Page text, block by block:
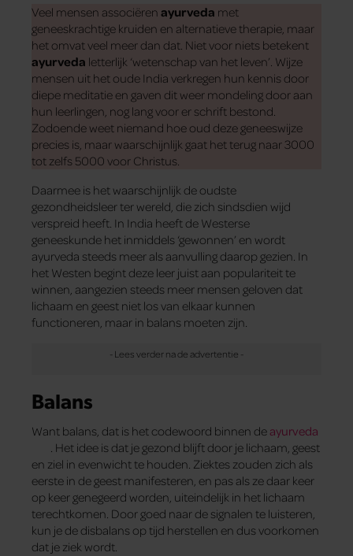
Veel mensen associëren ayurveda met
geneeskrachtige kruiden en alternatieve therapie, maar
het omvat veel meer dan dat. Niet voor niets betekent
ayurveda letterlijk ‘wetenschap van het leven’. Wijze
mensen uit het oude India verkregen hun kennis door
diepe meditatie en gaven dit weer mondeling door aan
hun leerlingen, nog lang voor er schrift bestond.
Zodoende weet niemand hoe oud deze geneeswijze
precies is, maar waarschijnlijk gaat het terug naar 3000
tot zelfs 5000 voor Christus.
Daarmee is het waarschijnlijk de oudste
gezondheidsleer ter wereld, die zich sindsdien wijd
verspreid heeft. In India heeft de Westerse
geneeskunde het inmiddels ‘gewonnen’ en wordt
ayurveda steeds meer als aanvulling daarop gezien. In
het Westen begint deze leer juist aan populariteit te
winnen, aangezien steeds meer mensen geloven dat
lichaam en geest niet los van elkaar kunnen
functioneren, maar in balans moeten zijn.
Balans
Want balans, dat is het codewoord binnen de ayurveda
. Het idee is dat je gezond blijft door je lichaam, geest
en ziel in evenwicht te houden. Ziektes zouden zich als
eerste in de geest manifesteren, en pas als ze daar keer
op keer genegeerd worden, uiteindelijk in het lichaam
terechtkomen. Door goed naar de signalen te luisteren,
kun je de disbalans op tijd herstellen en dus voorkomen
dat je ziek wordt.